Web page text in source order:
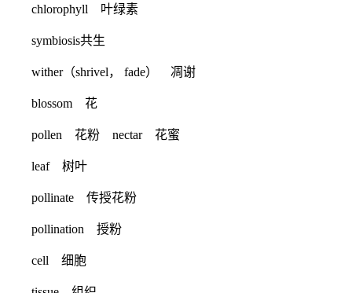
chlorophyll 叶绿素
symbiosis共生
wither（shrivel， fade） 凋谢
blossom 花
pollen 花粉 nectar 花蜜
leaf 树叶
pollinate 传授花粉
pollination 授粉
cell 细胞